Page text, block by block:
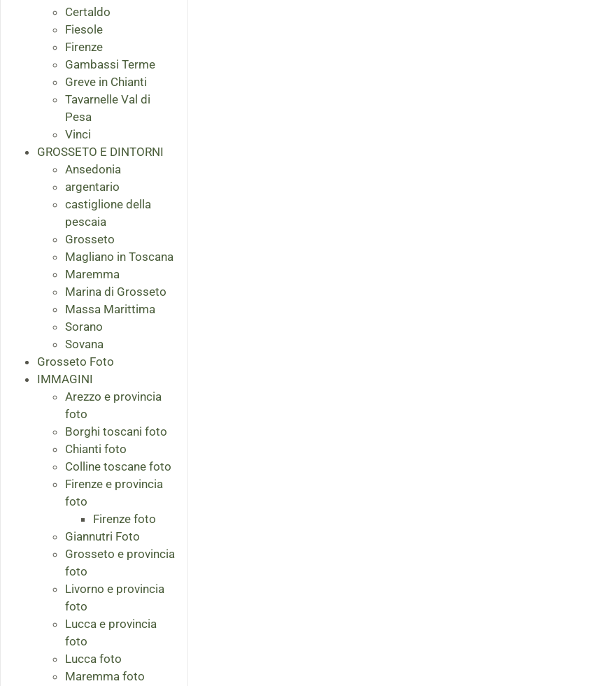
Certaldo
Fiesole
Firenze
Gambassi Terme
Greve in Chianti
Tavarnelle Val di
Pesa
Vinci
GROSSETO E DINTORNI
Ansedonia
argentario
castiglione della
pescaia
Grosseto
Magliano in Toscana
Maremma
Marina di Grosseto
Massa Marittima
Sorano
Sovana
Grosseto Foto
IMMAGINI
Arezzo e provincia
foto
Borghi toscani foto
Chianti foto
Colline toscane foto
Firenze e provincia
foto
Firenze foto
Giannutri Foto
Grosseto e provincia
foto
Livorno e provincia
foto
Lucca e provincia
foto
Lucca foto
Maremma foto